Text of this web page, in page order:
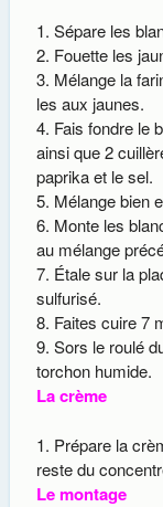
Sépare les
Fouette les
Mélange la
les aux jaunes.
Fais fondre le
ainsi que 2
paprika et le sel.
Mélange bien
Monte les
au mélange
Étale sur la
sulfurisé.
Faites cuire 7
Sors le roulé
torchon humide.
La crème
Prépare la
reste du
Le montage